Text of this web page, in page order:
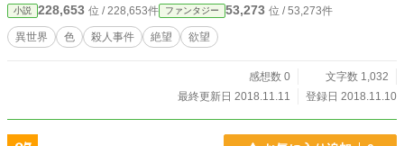
小説 228,653 位 / 228,653件 ファンタジー 53,273 位 / 53,273件
異世界 色 殺人事件 絶望 欲望
感想数 0
文字数 1,032
最終更新日 2018.11.11
登録日 2018.11.10